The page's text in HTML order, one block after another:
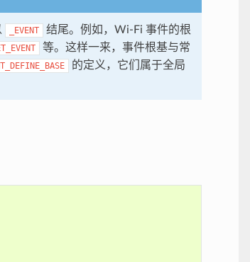
_EVENT
结尾。例如，Wi-Fi 事件的根
等。这样一来，事件根基与常
的定义，它们属于全局